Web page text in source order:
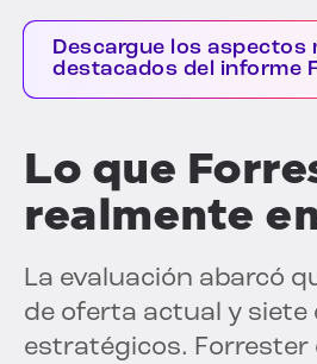
Descargue los aspectos
destacados del informe
Lo que
realmente
La evaluación abarcó
de oferta actual y siete
estratégicos. Forrester